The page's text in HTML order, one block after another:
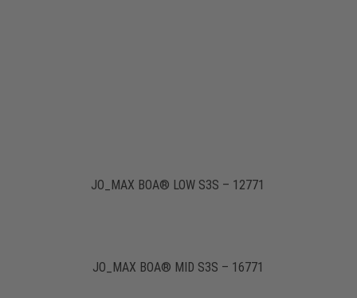
JO_MAX BOA® LOW S3S – 12771
JO_MAX BOA® MID S3S – 16771